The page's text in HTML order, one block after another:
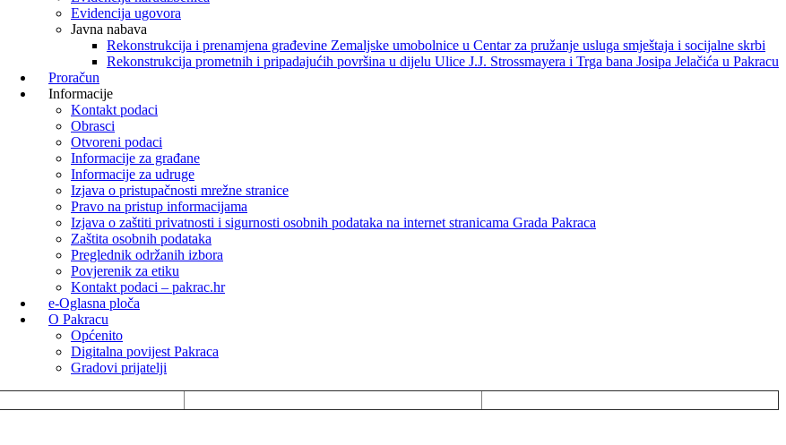
Evidencija ugovora
Javna nabava
Rekonstrukcija i prenamjena građevine Zemaljske umobolnice u Centar za pružanje usluga smještaja i socijalne skrbi
Rekonstrukcija prometnih i pripadajućih površina u dijelu Ulice J.J. Strossmayera i Trga bana Josipa Jelačića u Pakracu
Proračun
Informacije
Kontakt podaci
Obrasci
Otvoreni podaci
Informacije za građane
Informacije za udruge
Izjava o pristupačnosti mrežne stranice
Pravo na pristup informacijama
Izjava o zaštiti privatnosti i sigurnosti osobnih podataka na internet stranicama Grada Pakraca
Zaštita osobnih podataka
Preglednik održanih izbora
Povjerenik za etiku
Kontakt podaci – pakrac.hr
e-Oglasna ploča
O Pakracu
Općenito
Digitalna povijest Pakraca
Gradovi prijatelji